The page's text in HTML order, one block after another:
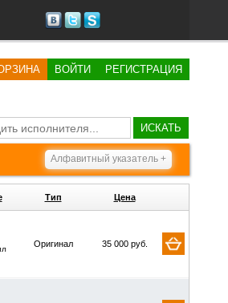
ВОЙТИ РЕГИСТРАЦИЯ
ИСКАТЬ
Алфавитный указатель +
Тип Цена
Оригинал 35 000 руб.